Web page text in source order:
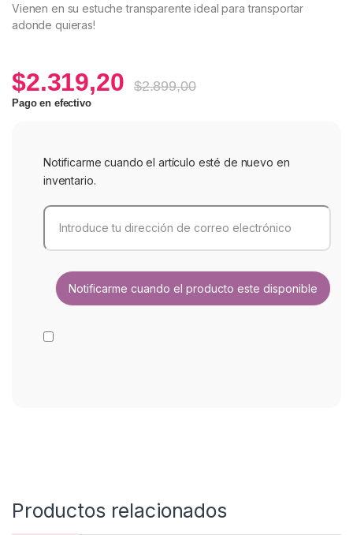
Vienen en su estuche transparente ideal para transportar
adonde quieras!
$2.319,20 $2.899,00
Pago en efectivo
Notificarme cuando el artículo esté de nuevo en
inventario.
Productos relacionados